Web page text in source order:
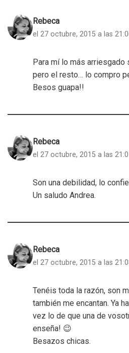
Rebeca
el 27 octubre, 2015 a las
Para mí lo más
pero el resto… lo compro
Besos guapa!!
Rebeca
el 27 octubre, 2015 a las
Son una debilidad, lo
Un saludo Andrea.
Rebeca
el 27 octubre, 2015 a las
Tenéis toda la razón, son
también me encantan. Ya
vez lo de que una de
enseña! 😉
Besazos chicas.